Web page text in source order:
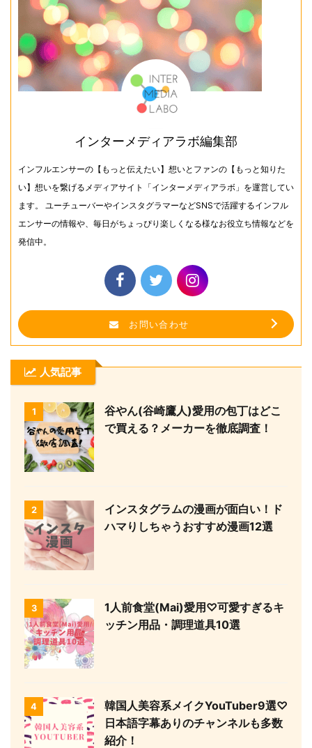
インターメディアラボ編集部
インフルエンサーの【もっと伝えたい】想いとファンの【もっと知りた
い】想いを繋げるメディアサイト「インターメディアラボ」を運営してい
ます。 ユーチューバーやインスタグラマーなどSNSで活躍するインフル
エンサーの情報や、毎日がちょっぴり楽しくなる様なお役立ち情報などを
発信中。
お問い合わせ
人気記事
1
谷やん(谷崎鷹人)愛用の包丁はどこ
で買える？メーカーを徹底調査！
2
インスタグラムの漫画が面白い！ド
ハマりしちゃうおすすめ漫画12選
3
1人前食堂(Mai)愛用♡可愛すぎるキ
ッチン用品・調理道具10選
4
韓国人美容系メイクYouTuber9選♡
日本語字幕ありのチャンネルも多数
紹介！